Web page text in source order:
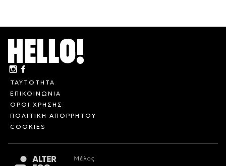
ΤΑΥΤΟΤΗΤΑ
ΕΠΙΚΟΙΝΩΝΙΑ
ΟΡΟΙ ΧΡΗΣΗΣ
ΠΟΛΙΤΙΚΗ ΑΠΟΡΡΗΤΟΥ
COOKIES